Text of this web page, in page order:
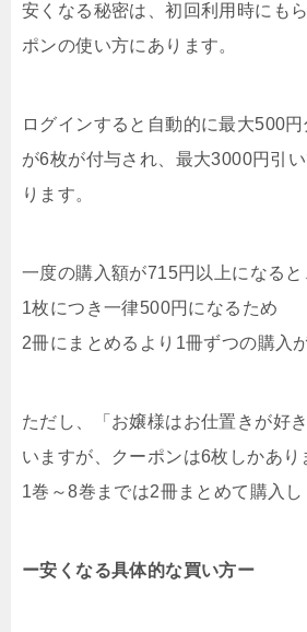
安くなる秘密は、初回利用時にも
ポンの使い方にあります。
ログインすると自動的に最大500
が6枚が付与され、最大3000円引
ります。
一度の購入額が715円以上になる
1枚につき一律500円になるため
2冊にまとめるより1冊ずつの購入
ただし、「お嬢様はお仕置きが好
いますが、クーポンは6枚しかあり
1巻～8巻までは2冊まとめて購入し
ー安くなる具体的な買い方ー